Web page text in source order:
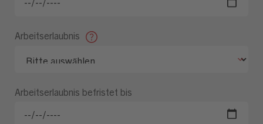
Arbeitserlaubnis
Arbeitserlaubnis befristet bis